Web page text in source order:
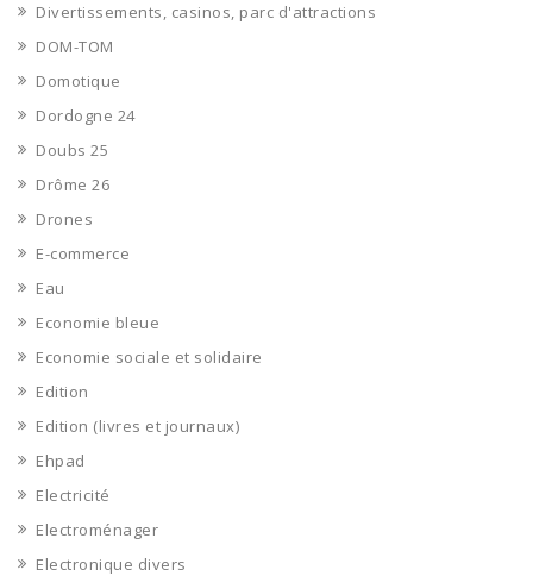
Divertissements, casinos, parc d'attractions
DOM-TOM
Domotique
Dordogne 24
Doubs 25
Drôme 26
Drones
E-commerce
Eau
Economie bleue
Economie sociale et solidaire
Edition
Edition (livres et journaux)
Ehpad
Electricité
Electroménager
Electronique divers